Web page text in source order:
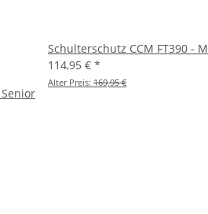
Schulterschutz CCM FT390 - M
114,95 € *
Alter Preis: 169,95 €